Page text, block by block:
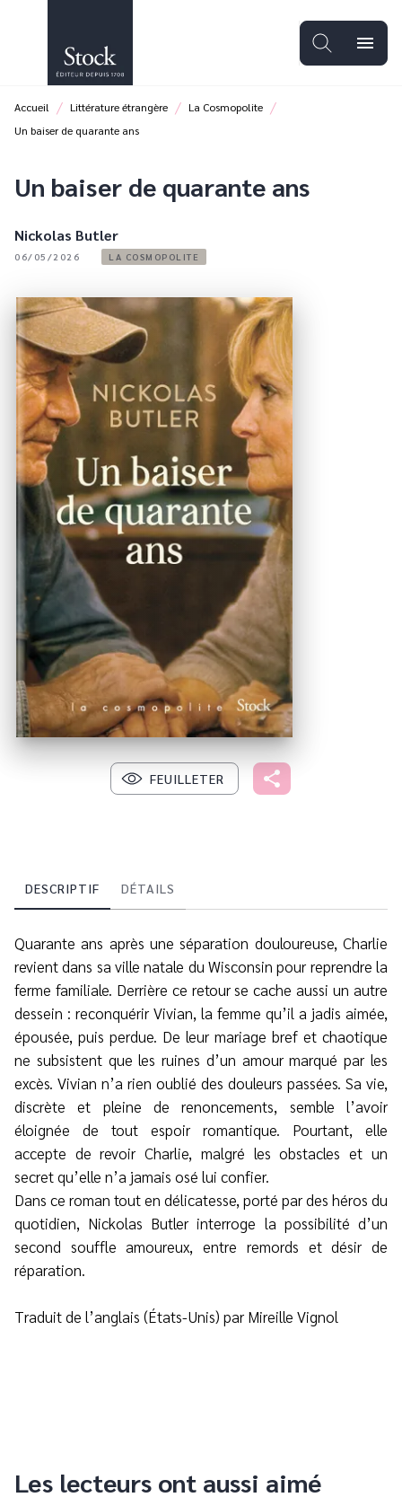
PIED DE PAGE
menu
Accueil / Littérature étrangère / La Cosmopolite /
Un baiser de quarante ans
Un baiser de quarante ans
Nickolas Butler
06/05/2026 LA COSMOPOLITE
FEUILLETER
DESCRIPTIF DÉTAILS
Quarante ans après une séparation douloureuse, Charlie
revient dans sa ville natale du Wisconsin pour reprendre la
ferme familiale. Derrière ce retour se cache aussi un autre
dessein : reconquérir Vivian, la femme qu’il a jadis aimée,
épousée, puis perdue. De leur mariage bref et chaotique
ne subsistent que les ruines d’un amour marqué par les
excès. Vivian n’a rien oublié des douleurs passées. Sa vie,
discrète et pleine de renoncements, semble l’avoir
éloignée de tout espoir romantique. Pourtant, elle
accepte de revoir Charlie, malgré les obstacles et un
secret qu’elle n’a jamais osé lui confier.
Dans ce roman tout en délicatesse, porté par des héros du
quotidien, Nickolas Butler interroge la possibilité d’un
second souffle amoureux, entre remords et désir de
réparation.
Traduit de l’anglais (États-Unis) par Mireille Vignol
Les lecteurs ont aussi aimé